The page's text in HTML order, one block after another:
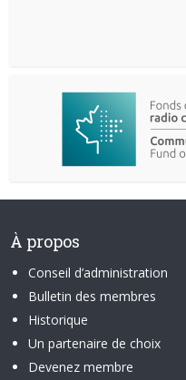
À propos
Conseil d’administration
Bulletin des membres
Historique
Un partenaire de choix
Devenez membre